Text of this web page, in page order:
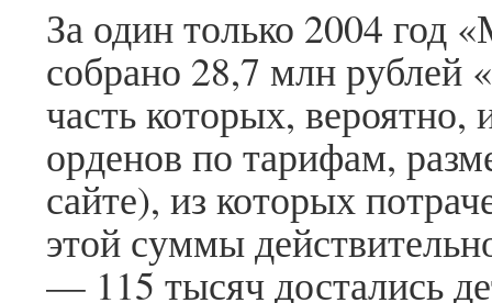
За один только 2004 год
собрано 28,7 млн рублей
часть которых,
орденов по тарифам,
сайте), из которых
этой суммы
— 115 тысяч достались